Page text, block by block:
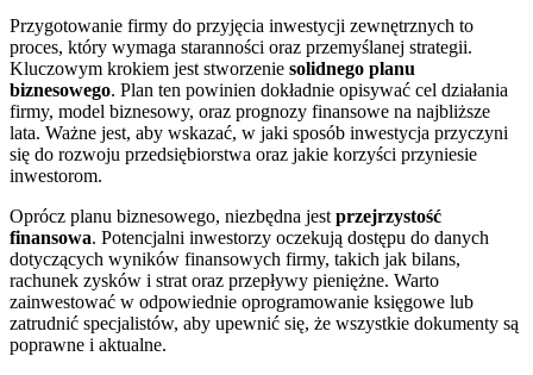
Przygotowanie firmy do przyjęcia inwestycji zewnętrznych to
proces, który wymaga staranności oraz przemyślanej strategii.
Kluczowym krokiem jest stworzenie solidnego planu
biznesowego. Plan ten powinien dokładnie opisywać cel działania
firmy, model biznesowy, oraz prognozy finansowe na najbliższe
lata. Ważne jest, aby wskazać, w jaki sposób inwestycja przyczyni
się do rozwoju przedsiębiorstwa oraz jakie korzyści przyniesie
inwestorom.
Oprócz planu biznesowego, niezbędna jest przejrzystość
finansowa. Potencjalni inwestorzy oczekują dostępu do danych
dotyczących wyników finansowych firmy, takich jak bilans,
rachunek zysków i strat oraz przepływy pieniężne. Warto
zainwestować w odpowiednie oprogramowanie księgowe lub
zatrudnić specjalistów, aby upewnić się, że wszystkie dokumenty są
poprawne i aktualne.